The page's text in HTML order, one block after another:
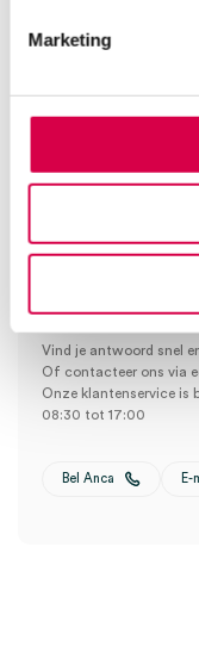
Marketing
Je moetingelogd zijn
Heb je een
Vind je antwoord snel
Of contacteer ons via
Onze klantenservice is
08:30 tot 17:00
Bel Anca E-